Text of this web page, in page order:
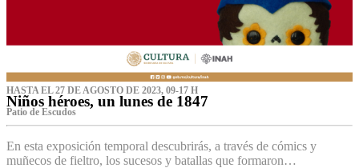
HASTA EL 27 DE AGOSTO DE 2023, 09-17 H
Niños héroes, un lunes de 1847
Patio de Escudos
En esta exposición temporal descubrirás, a través de cómics y
muñecos de fieltro, los sucesos y batallas que formaron…